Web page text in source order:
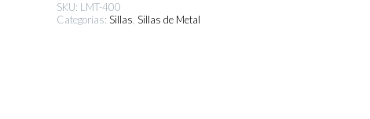
SKU: LMT-400
Categorías: Sillas Sillas de Metal